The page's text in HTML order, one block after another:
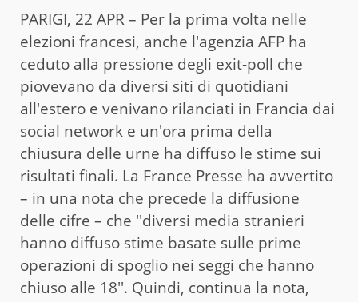
PARIGI, 22 APR – Per la prima volta nelle
elezioni francesi, anche l'agenzia AFP ha
ceduto alla pressione degli exit-poll che
piovevano da diversi siti di quotidiani
all'estero e venivano rilanciati in Francia dai
social network e un'ora prima della
chiusura delle urne ha diffuso le stime sui
risultati finali. La France Presse ha avvertito
– in una nota che precede la diffusione
delle cifre – che ''diversi media stranieri
hanno diffuso stime basate sulle prime
operazioni di spoglio nei seggi che hanno
chiuso alle 18''. Quindi, continua la nota,